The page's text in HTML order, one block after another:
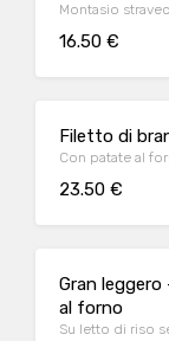
Montasio
16.50 €
Filetto di
Con patate al
23.50 €
Gran
al forno
Su letto di riso